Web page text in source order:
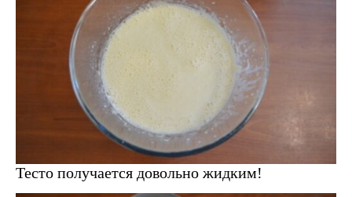
Тесто получается довольно жидким!